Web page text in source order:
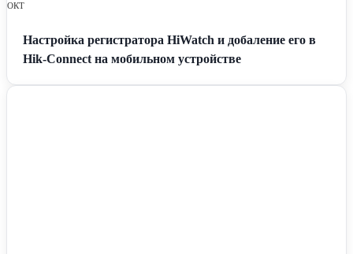
ОКТ
Настройка регистратора HiWatch и добаление его в
Hik-Connect на мобильном устройстве